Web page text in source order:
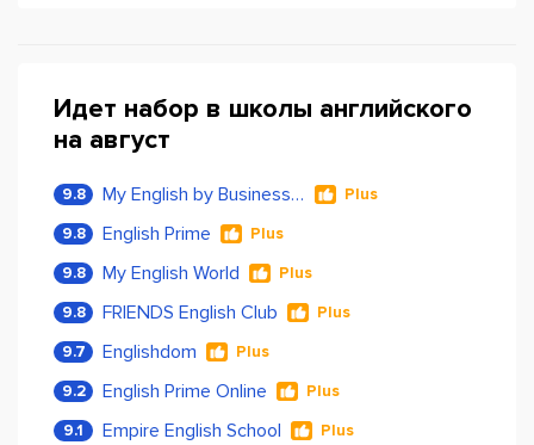
Идет набор в школы английского
на август
9.8 My English by Business Language Plus
9.8 English Prime Plus
9.8 My English World Plus
9.8 FRIENDS English Club Plus
9.7 Englishdom Plus
9.2 English Prime Online Plus
9.1 Empire English School Plus